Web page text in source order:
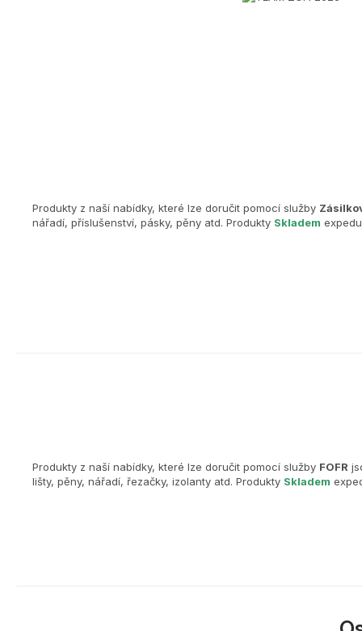
Produkty z naší nabídky, které lze doručit pomocí služby
nářadí, příslušenství, pásky, pěny atd. Produkty Skladem
Produkty z naší nabídky, které lze doručit pomocí služby FOFR
lišty, pěny, nářadí, řezačky, izolanty atd. Produkty Skladem